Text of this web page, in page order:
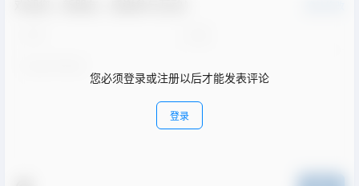
您必须登录或注册以后才能发表评论
登录